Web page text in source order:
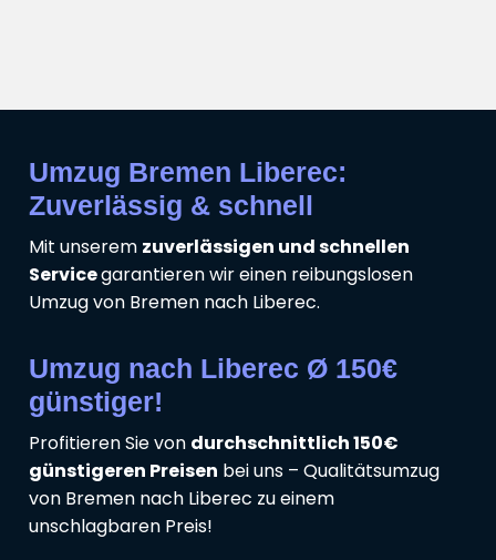
Umzug Bremen Liberec:
Zuverlässig & schnell
Mit unserem zuverlässigen und schnellen
Servicegarantieren wir einen reibungslosen
Umzug von Bremen nach Liberec.
Umzug nach Liberec Ø 150€
günstiger!
Profitieren Sie von durchschnittlich 150€
günstigeren Preisen bei uns – Qualitätsumzug
von Bremen nach Liberec zu einem
unschlagbaren Preis!